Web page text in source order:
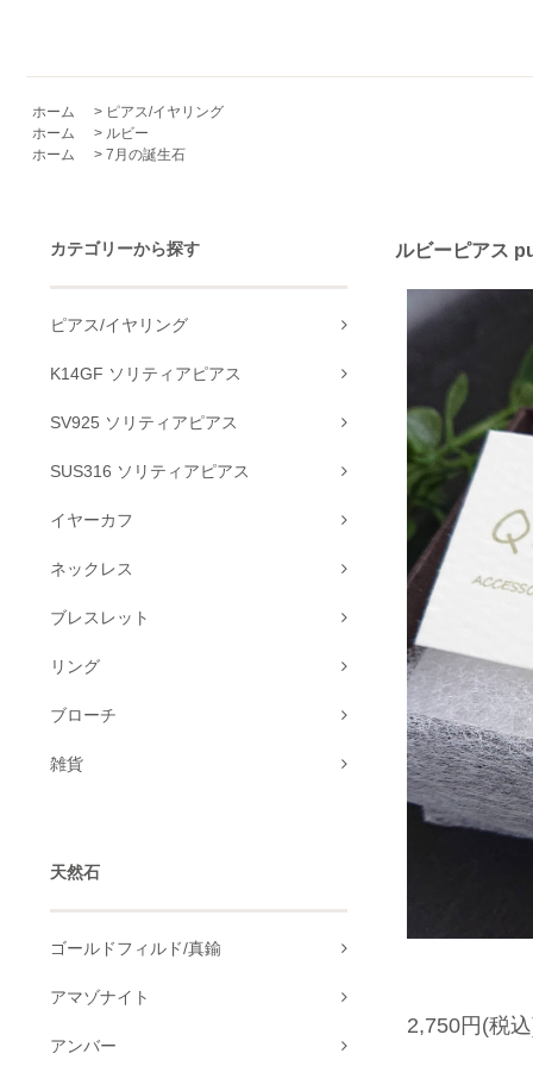
ホーム > ピアス/イヤリング
ホーム
> ルビー
ホーム
> 7月の誕生石
カテゴリーから探す
ピアス/イヤリング
K14GF ソリティアピアス
SV925 ソリティアピアス
SUS316 ソリティアピアス
イヤーカフ
ネックレス
ブレスレット
リング
ブローチ
雑貨
天然石
ゴールドフィルド/真鍮
アマゾナイト
アンバー
ルビーピアス
2,750円(税